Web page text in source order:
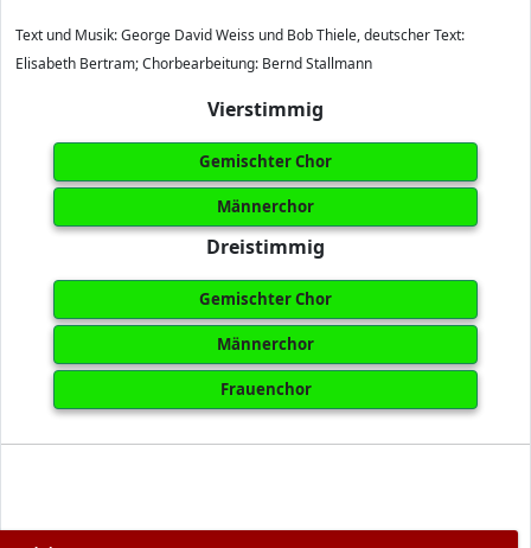
Text und Musik: George David Weiss und Bob Thiele, deutscher Text:
Elisabeth Bertram; Chorbearbeitung: Bernd Stallmann
Vierstimmig
Gemischter Chor
Männerchor
Dreistimmig
Gemischter Chor
Männerchor
Frauenchor